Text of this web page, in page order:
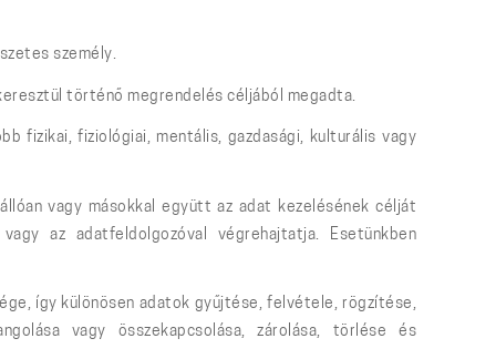
személy.
történő megrendelés céljából megadta.
fizikai, fiziológiai, mentális, gazdasági, kulturális vagy
vagy másokkal együtt az adat kezelésének célját
az adatfeldolgozóval végrehajtatja. Esetünkben
így különösen adatok gyűjtése, felvétele, rögzítése,
vagy összekapcsolása, zárolása, törlése és